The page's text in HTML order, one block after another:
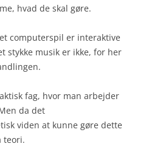
hvad de skal gøre.
computerspil er interaktive
stykke musik er ikke, for her
fag, hvor man arbejder
da det
viden at kunne gøre dette
teori.